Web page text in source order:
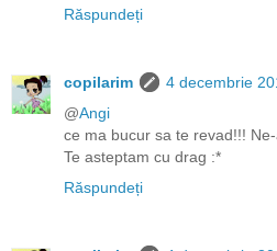
Răspundeți
copilarim
4 decembrie
@Angi
ce ma bucur sa te revad!!!
Te asteptam cu drag :*
Răspundeți